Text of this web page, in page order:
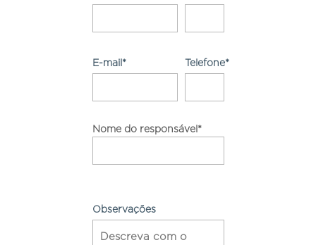
E-mail* Telefone*
Nome do responsável*
Observações